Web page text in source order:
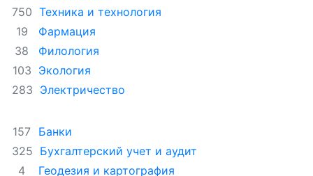
750 Техника и технология
19
Фармация
38
Филология
103 Экология
283 Электричество
157 Банки
325 Бухгалтерский учет и аудит
4
Геодезия и картография